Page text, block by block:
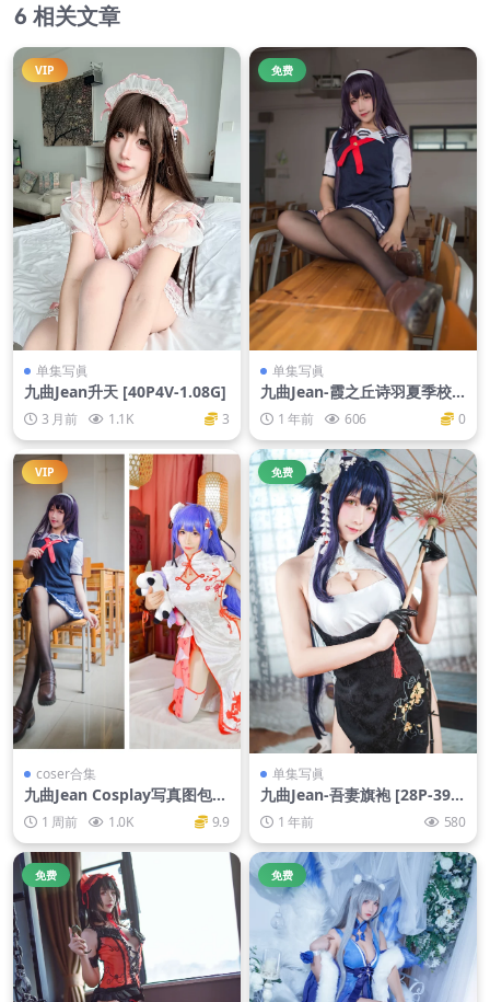
相关文章
VIP
单集写眞
九曲Jean升天 [40P4V-1.08G]
3 月前 1.1K 3
免费
单集写眞
九曲Jean-霞之丘诗羽夏季校
服 [40P-349MB]
1 年前 606 0
VIP
coser合集
九曲Jean Cosplay写真图包合
集 1 周前 1.0K 9.9
免费
单集写眞
九曲Jean-吾妻旗袍 [28P-399
MB]1 年前 580
免费 免费